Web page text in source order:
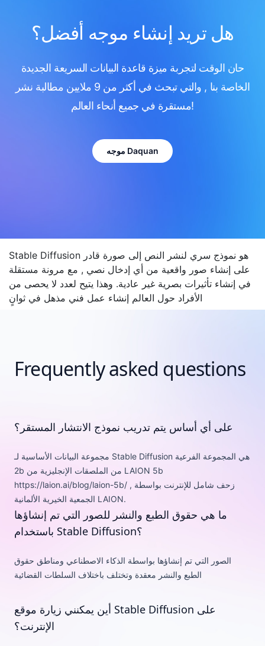
هل تريد إنشاء موجه أفضل؟
حان الوقت لتجربة ميزة قاعدة البيانات السريعة الجديدة
الخاصة بنا , والتي تبحث في أكثر من 9 ملايين مطالبة نشر
مستقرة في جميع أنحاء العالم!
موجه Daquan
Stable Diffusion هو نموذج سري لنشر النص إلى صورة قادر
على إنشاء صور واقعية من أي إدخال نصي , مع مرونة مستقلة
في إنشاء تأثيرات بصرية غير عادية. وهذا يتيح لعدد لا يحصى من
الأفراد حول العالم إنشاء عمل فني مذهل في ثوانٍ
Frequently asked questions
على أي أساس يتم تدريب نموذج الانتشار المستقر؟
مجموعة البيانات الأساسية لـ Stable Diffusion هي المجموعة الفرعية
2b من الملصقات الإنجليزية من LAION 5b
https://laion.ai/blog/laion-5b/ , زحف شامل للإنترنت بواسطة
الجمعية الخيرية الألمانية LAION.
ما هي حقوق الطبع والنشر للصور التي تم إنشاؤها
باستخدام Stable Diffusion؟
الصور التي تم إنشاؤها بواسطة الذكاء الاصطناعي ومناطق حقوق
الطبع والنشر معقدة وتختلف باختلاف السلطات القضائية
أين يمكنني زيارة موقع Stable Diffusion على
الإنترنت؟